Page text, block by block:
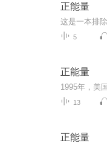
正能量
5
正能量
13
正能量